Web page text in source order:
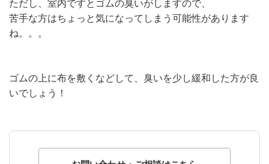
ただし、室内ですとゴムの臭いがしますので、
苦手な方はちょっと気になってしまう可能性があります
ね。。。
ゴムの上に布を敷くなどして、臭いを少し緩和した方が良
いでしょう！